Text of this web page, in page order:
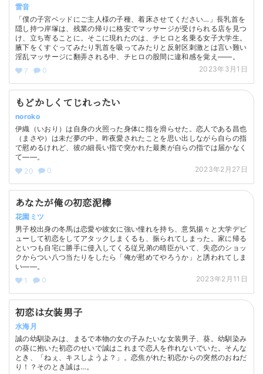
雷音
「僕の子宮ベッドにご主人様の子種、着床させてください…」長乳首を
隠し持つ岸塚は、残業の帰りに格安でマッサージが受けられる店を見つ
け、立ち寄ることに。そこに現れたのは、チヒロと名乗る女子大学生。
腋下をくすぐってみたり乳首を吸ってみたりと反射区刺激とは言い難い
淫乱マッサージに翻弄される中、チヒロの股間に違和感を覚え――。
7
0 2023年3月1日
もどかしくてじれったい
noroko
伊織（いおり）は自身の火照った身体に指を滑らせた。恋人である昌也
（まさや）は未だ夢の中。昨夜愛されたことを思い出しながら自らの指
で慰めるけれど、彼の細長い指で突かれた最奥が自らの指では届かなく
て――。
20
0 2023年2月27日
あなたが俺の初恋泥棒
花園ミツ
男子校出身の冬馬は恋愛や彼女に強い憧れを持ち、意気揚々と大学デビ
ューして初恋をしてアタックしまくるも、振られてしまった。家に帰る
といつも自宅に勝手に侵入してくる従兄弟の晴臣がいて、失恋のショッ
クからつい八つ当たりをしたら「俺が慰めてやろうか」と誘われてしま
い——。
1
0 2023年2月11日
初恋は女装男子
水海月
誠の幼馴染みは、まるで本物の女の子みたいな女装男子、葵。幼馴染み
の葵に抱いた初恋のせいで誠はこれまで恋人を作れないでいた。そんな
とき、「ねぇ、キスしようよ？」。恋焦がれた初恋からの突然のおねだ
り！？そのとき誠は…。